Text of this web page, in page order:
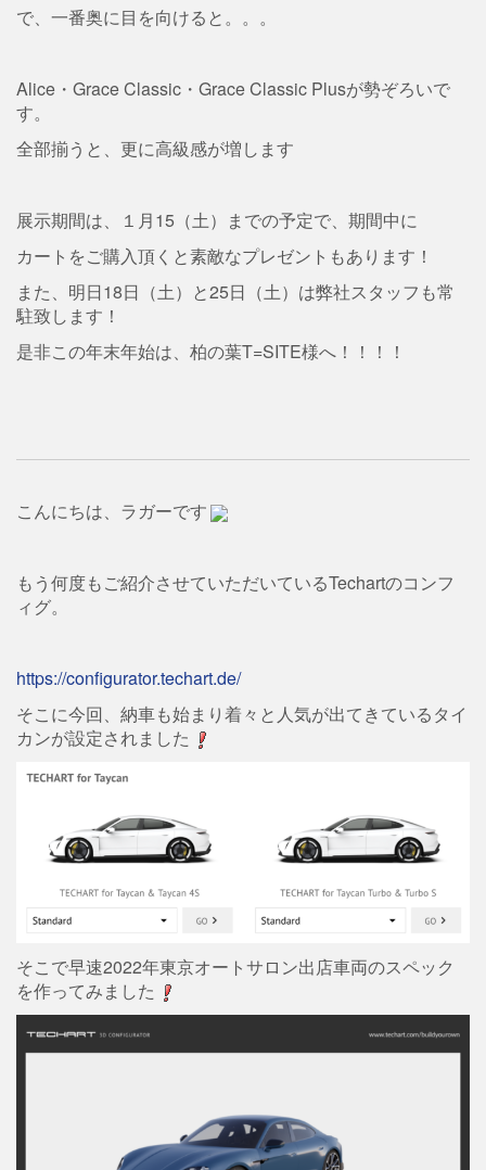
で、一番奥に目を向けると。。。
Alice・Grace Classic・Grace Classic Plusが勢ぞろいで
す。
全部揃うと、更に高級感が増します
展示期間は、１月15（土）までの予定で、期間中に
カートをご購入頂くと素敵なプレゼントもあります！
また、明日18日（土）と25日（土）は弊社スタッフも常
駐致します！
是非この年末年始は、柏の葉T=SITE様へ！！！！
こんにちは、ラガーです
もう何度もご紹介させていただいているTechartのコンフ
ィグ。
https://configurator.techart.de/
そこに今回、納車も始まり着々と人気が出てきているタイ
カンが設定されました
そこで早速2022年東京オートサロン出店車両のスペック
を作ってみました